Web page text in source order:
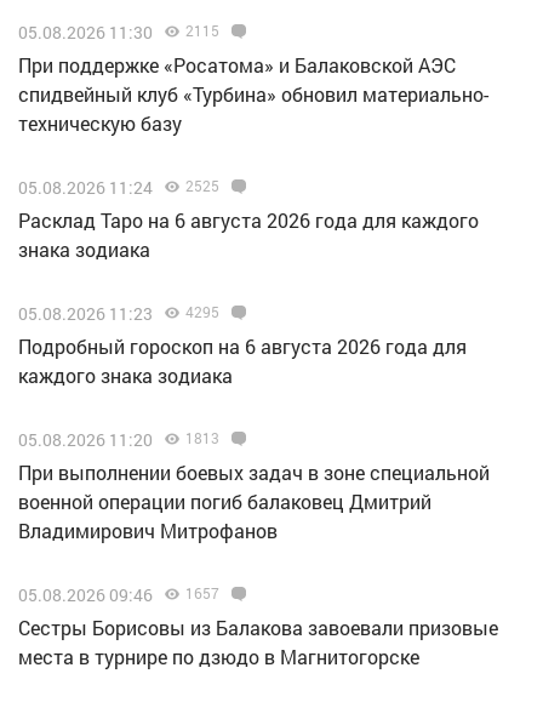
05.08.2026 11:30 2115
При поддержке «Росатома» и Балаковской АЭС
спидвейный клуб «Турбина» обновил материально-
техническую базу
05.08.2026 11:24 2525
Расклад Таро на 6 августа 2026 года для каждого
знака зодиака
05.08.2026 11:23 4295
Подробный гороскоп на 6 августа 2026 года для
каждого знака зодиака
05.08.2026 11:20 1813
При выполнении боевых задач в зоне специальной
военной операции погиб балаковец Дмитрий
Владимирович Митрофанов
05.08.2026 09:46 1657
Сестры Борисовы из Балакова завоевали призовые
места в турнире по дзюдо в Магнитогорске